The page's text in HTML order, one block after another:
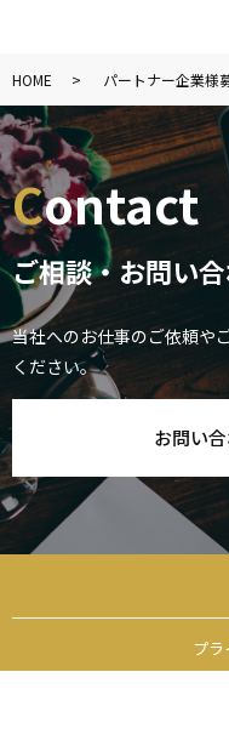
HOME パートナー企業様
Contact
ご相談・お問い
当社へのお仕事のご依頼や
ください。
お問い
プ